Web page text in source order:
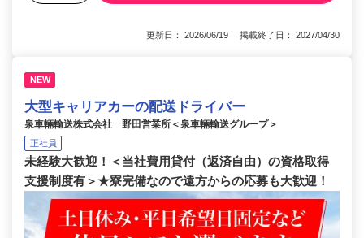
更新日： 2026/06/19 掲載終了日： 2027/04/30
NEW
大型キャリアカーの配送ドライバー
泉車輛輸送株式会社 野田営業所＜泉車輛輸送グループ＞
正社員
未経験大歓迎！＜当社費用貸付（返済自由）の資格取得
支援制度有＞★寮完備なので遠方からの応募も大歓迎！